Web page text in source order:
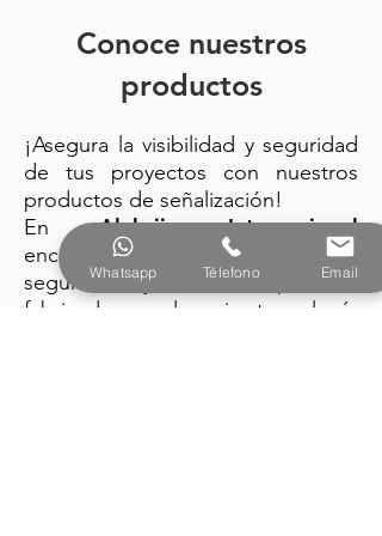
Conoce nuestros
productos
¡Asegura la visibilidad y seguridad
de tus proyectos con nuestros
productos de señalización!
EnAlebrije Internacional
encuentra: trafitambos, conos de
seguridad y barreras plásticas
fabricados con la mejor tecnología
Whatsapp Télefono Email